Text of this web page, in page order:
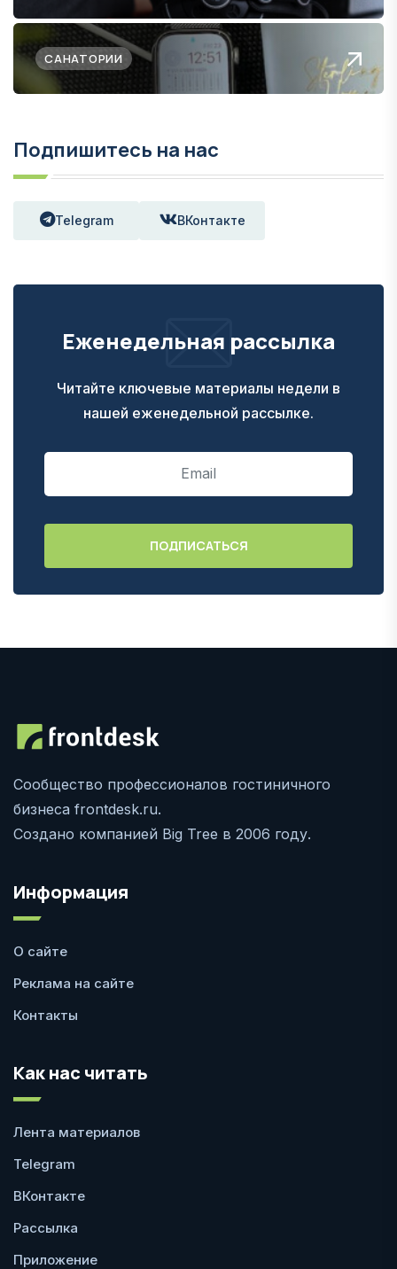
САНАТОРИИ
Подпишитесь на нас
Telegram ВКонтакте
Еженедельная рассылка
Читайте ключевые материалы недели в
нашей еженедельной рассылке.
Сообщество профессионалов гостиничного
бизнеса frontdesk.ru.
Создано компанией Big Tree в 2006 году.
Информация
О сайте
Реклама на сайте
Контакты
Как нас читать
Лента материалов
Telegram
ВКонтакте
Рассылка
Приложение